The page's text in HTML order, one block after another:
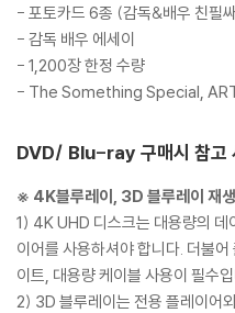
- 포토카드 6종 (감독&배우 친필
- 감독 배우 에세이
- 1,200장 한정 수량
- The Something Special,
DVD/ Blu-ray 구매시 참고
※ 4K블루레이, 3D 블루레이 재
1) 4K UHD 디스크는 대용량의
이어를 사용하셔야 합니다. 더불
이트, 대용량 케이블 사용이 필수입
2) 3D 블루레이는 전용 플레이어